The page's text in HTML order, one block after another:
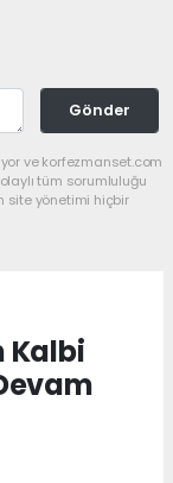
Gönder
ve korfezmanset.com
tüm sorumluluğu
site yönetimi hiçbir
Kalbi